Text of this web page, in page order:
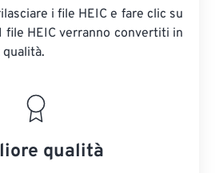
i file HEIC e fare clic su
file HEIC verranno convertiti in
qualità